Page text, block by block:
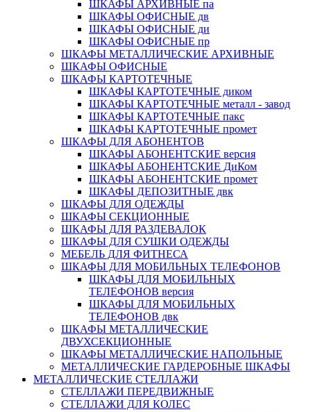
ШКАФЫ АРХИВНЫЕ па
ШКАФЫ ОФИСНЫЕ дв
ШКАФЫ ОФИСНЫЕ ди
ШКАФЫ ОФИСНЫЕ пр
ШКАФЫ МЕТАЛЛИЧЕСКИЕ АРХИВНЫЕ
ШКАФЫ ОФИСНЫЕ
ШКАФЫ КАРТОТЕЧНЫЕ
ШКАФЫ КАРТОТЕЧНЫЕ диком
ШКАФЫ КАРТОТЕЧНЫЕ металл - завод
ШКАФЫ КАРТОТЕЧНЫЕ пакс
ШКАФЫ КАРТОТЕЧНЫЕ промет
ШКАФЫ ДЛЯ АБОНЕНТОВ
ШКАФЫ АБОНЕНТСКИЕ версия
ШКАФЫ АБОНЕНТСКИЕ ДиКом
ШКАФЫ АБОНЕНТСКИЕ промет
ШКАФЫ ДЕПОЗИТНЫЕ двк
ШКАФЫ ДЛЯ ОДЕЖДЫ
ШКАФЫ СЕКЦИОННЫЕ
ШКАФЫ ДЛЯ РАЗДЕВАЛОК
ШКАФЫ ДЛЯ СУШКИ ОДЕЖДЫ
МЕБЕЛЬ ДЛЯ ФИТНЕСА
ШКАФЫ ДЛЯ МОБИЛЬНЫХ ТЕЛЕФОНОВ
ШКАФЫ ДЛЯ МОБИЛЬНЫХ
ТЕЛЕФОНОВ версия
ШКАФЫ ДЛЯ МОБИЛЬНЫХ
ТЕЛЕФОНОВ двк
ШКАФЫ МЕТАЛЛИЧЕСКИЕ
ДВУХСЕКЦИОННЫЕ
ШКАФЫ МЕТАЛЛИЧЕСКИЕ НАПОЛЬНЫЕ
МЕТАЛЛИЧЕСКИЕ ГАРДЕРОБНЫЕ ШКАФЫ
МЕТАЛЛИЧЕСКИЕ СТЕЛЛАЖИ
СТЕЛЛАЖИ ПЕРЕДВИЖНЫЕ
СТЕЛЛАЖИ ДЛЯ КОЛЕС